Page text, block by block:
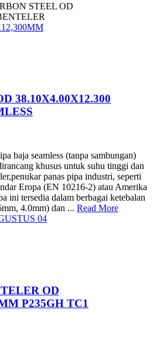
STEEL OD
38.10X4.00X12.300
baja seamless (tanpa sambungan)
khusus untuk suhu tinggi dan
panas pipa industri, seperti
Eropa (EN 10216-2) atau Amerika
ini tersedia dalam berbagai ketebalan
4.0mm) dan ... Read More
OD
P235GH TC1